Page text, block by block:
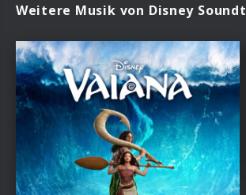
Weitere Musik von Disney